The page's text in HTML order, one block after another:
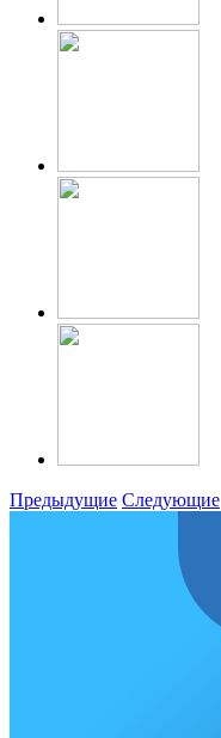
Предыдущие Следующие